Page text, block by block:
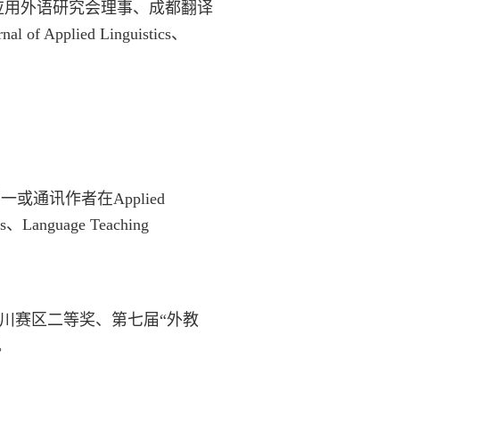
外语研究会理事、成都翻译
of Applied Linguistics、
或通讯作者在Applied
Language Teaching
赛区二等奖、第七届“外教